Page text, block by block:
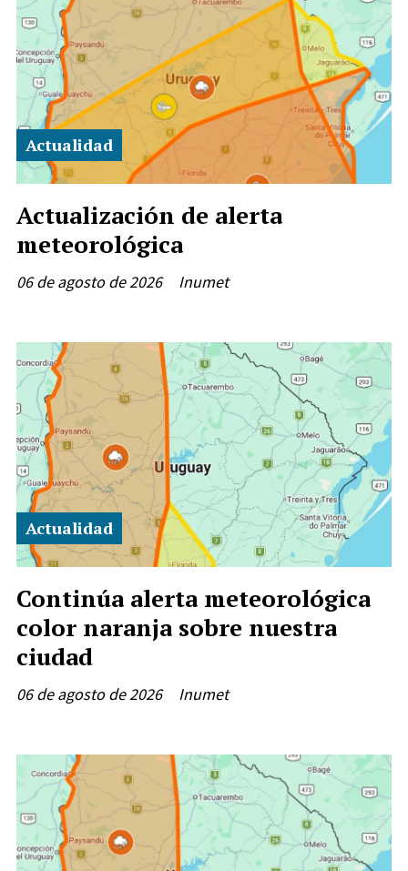
Actualización de alerta
meteorológica
Inumet
Actualidad
06 de agosto de 2026
Continúa alerta meteorológica
color naranja sobre nuestra
ciudad
Inumet
Actualidad
06 de agosto de 2026